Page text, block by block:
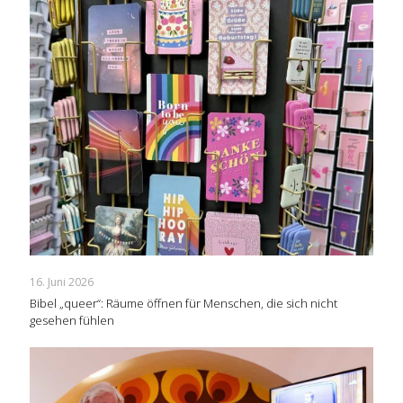
16. Juni 2026
Bibel „queer“: Räume öffnen für Menschen, die sich nicht
gesehen fühlen